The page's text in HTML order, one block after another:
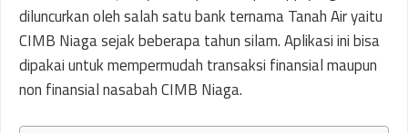
diluncurkan oleh salah satu bank ternama Tanah Air yaitu
CIMB Niaga sejak beberapa tahun silam. Aplikasi ini bisa
dipakai untuk mempermudah transaksi finansial maupun
non finansial nasabah CIMB Niaga.